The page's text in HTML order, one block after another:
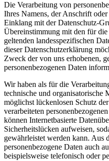
Die Verarbeitung von
Ihres Namens, der Anschrift
Einklang mit der Datenschutz-
Übereinstimmung mit den für
geltenden landesspezifischen
dieser Datenschutzerklärung
Zweck der von uns erhobenen,
personenbezogenen Daten
Wir haben als für die
technische und organisatorische
möglichst lückenlosen Schutz
verarbeiteten
können Internetbasierte
Sicherheitslücken aufweisen,
gewährleistet werden kann. Aus
personenbezogene Daten auch
beispielsweise telefonisch oder